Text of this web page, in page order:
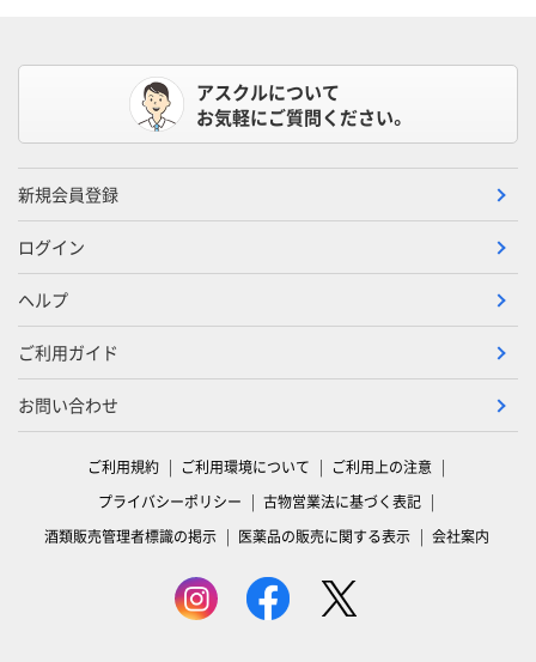
アスクルについて
お気軽にご質問ください。
新規会員登録
ログイン
ヘルプ
ご利用ガイド
お問い合わせ
ご利用規約 ご利用環境について
ご利用上の注意
プライバシーポリシー
古物営業法に基づく表記
酒類販売管理者標識の掲示
医薬品の販売に関する表示 会社案内